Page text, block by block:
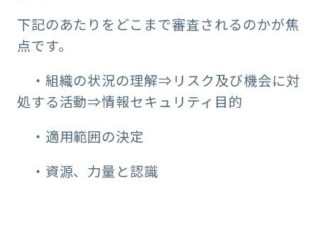
下記のあたりをどこまで審査されるのかが焦
点です。
・組織の状況の理解⇒リスク及び機会に対
処する活動⇒情報セキュリティ目的
・適用範囲の決定
・資源、力量と認識